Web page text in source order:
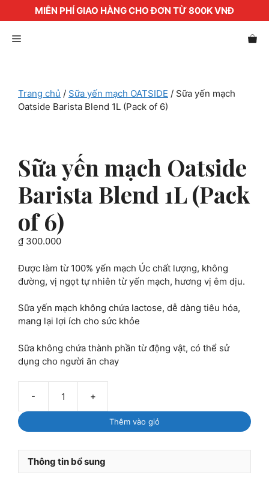
MIỄN PHÍ GIAO HÀNG CHO ĐƠN TỪ 800K VNĐ
đến Menu
Trang chủ / Sữa yến mạch OATSIDE / Sữa yến mạch
Oatside Barista Blend 1L (Pack of 6)
Sữa yến mạch Oatside
Barista Blend 1L (Pack
of 6)
₫300.000
Được làm từ 100% yến mạch Úc chất lượng, không
đường, vị ngọt tự nhiên từ yến mạch, hương vị êm dịu.
Sữa yến mạch không chứa lactose, dễ dàng tiêu hóa,
mang lại lợi ích cho sức khỏe
Sữa không chứa thành phần từ động vật, có thể sử
dụng cho người ăn chay
-
yến
mạch
+
Thêm vào giỏ
Thông tin bổ sung